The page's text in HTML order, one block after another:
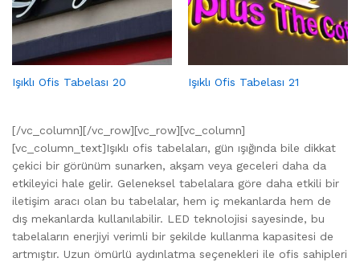
Işıklı Ofis Tabelası 20 Işıklı Ofis Tabelası 21
[/vc_column][/vc_row][vc_row][vc_column]
[vc_column_text]Işıklı ofis tabelaları, gün ışığında bile dikkat
çekici bir görünüm sunarken, akşam veya geceleri daha da
etkileyici hale gelir. Geleneksel tabelalara göre daha etkili bir
iletişim aracı olan bu tabelalar, hem iç mekanlarda hem de
dış mekanlarda kullanılabilir. LED teknolojisi sayesinde, bu
tabelaların enerjiyi verimli bir şekilde kullanma kapasitesi de
artmıştır. Uzun ömürlü aydınlatma seçenekleri ile ofis sahipleri